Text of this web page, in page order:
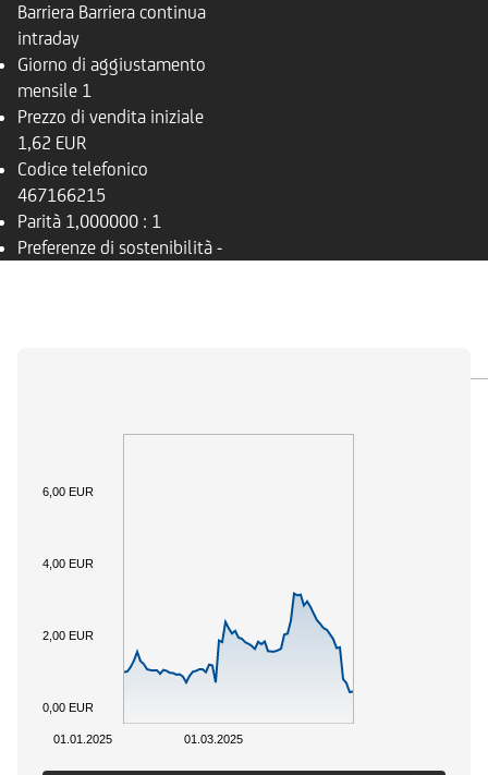
Barriera Barriera continua
intraday
Giorno di aggiustamento
mensile 1
Prezzo di vendita iniziale
1,62 EUR
Codice telefonico
467166215
Parità 1,000000 : 1
Preferenze di sostenibilità -
01.03.2025
01.01.2025
0,00 EUR
2,00 EUR
4,00 EUR
6,00 EUR